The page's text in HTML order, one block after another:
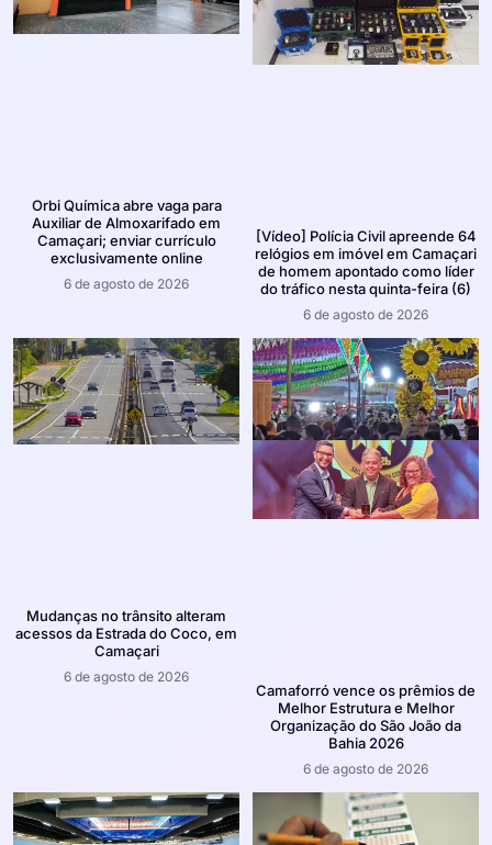
Orbi Química abre vaga para
Auxiliar de Almoxarifado em
Camaçari; enviar currículo
exclusivamente online
6 de agosto de 2026
[Vídeo] Polícia Civil apreende 64
relógios em imóvel em Camaçari
de homem apontado como líder
do tráfico nesta quinta-feira (6)
6 de agosto de 2026
Mudanças no trânsito alteram
acessos da Estrada do Coco, em
Camaçari
6 de agosto de 2026
Camaforró vence os prêmios de
Melhor Estrutura e Melhor
Organização do São João da
Bahia 2026
6 de agosto de 2026